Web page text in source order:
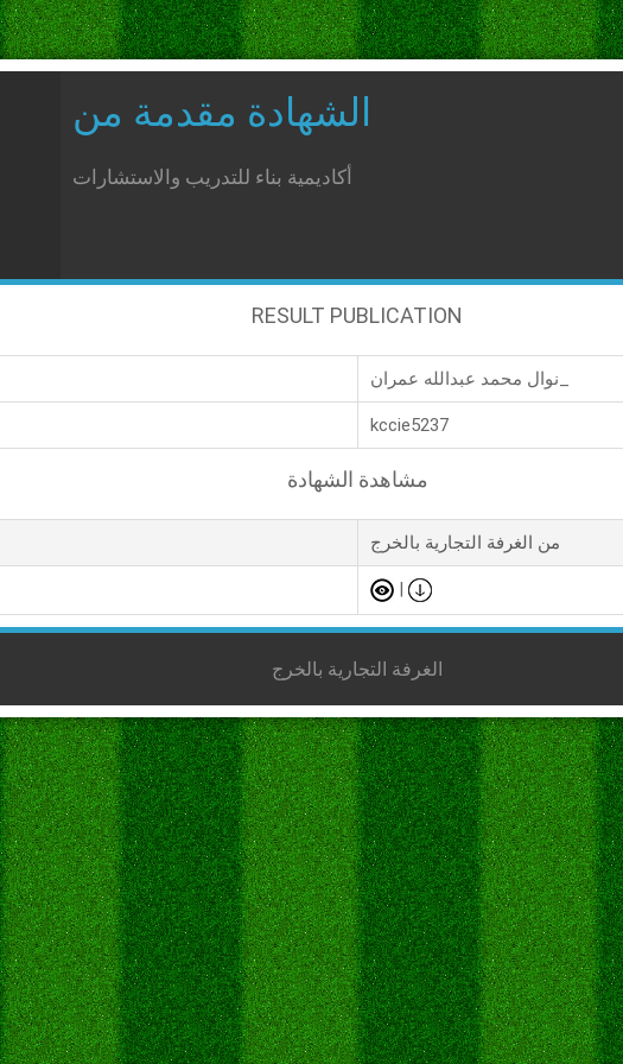
الشهادة مقدمة من
أكاديمية بناء للتدريب والاستشارات
RESULT PUBLICATION
kccie5237
مشاهدة الشهادة
من الغرفة التجارية بالخرج
|
الغرفة التجارية بالخرج